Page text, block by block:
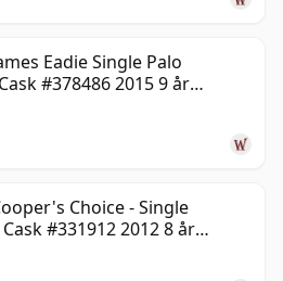
Eadie Single Palo
#378486 2015 9 år
Choice - Single
#331912 2012 8 år